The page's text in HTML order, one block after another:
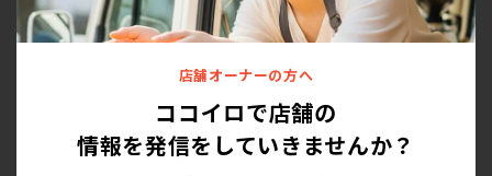
店舗オーナーの方へ
ココイロで店舗の
情報を発信をしていきませんか？